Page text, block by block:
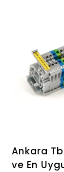
Ankara
ve En